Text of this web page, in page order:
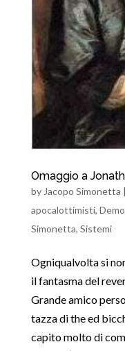
Omaggio a
byJacopo Simonetta |
apocalottimisti,
Simonetta, Sistemi
Ogniqualvolta si
il fantasma del
Grande amico
tazza di the ed
capito molto di